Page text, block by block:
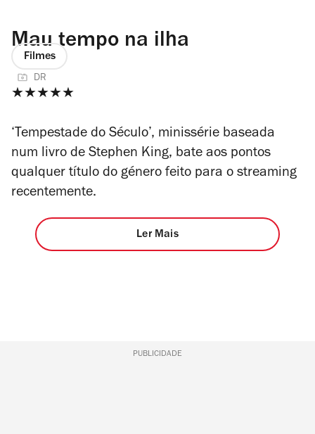
Mau tempo na ilha
Filmes
DR
★★★★★
‘Tempestade do Século’, minissérie baseada
num livro de Stephen King, bate aos pontos
qualquer título do género feito para o streaming
recentemente.
Ler Mais
PUBLICIDADE